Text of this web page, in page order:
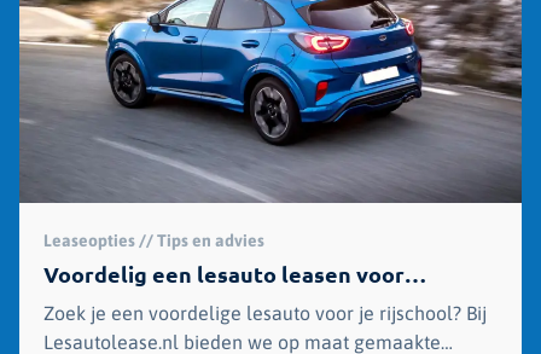
Leaseopties // Tips en advies
Voordelig een lesauto leasen voor
rijscholen
Zoek je een voordelige lesauto voor je rijschool? Bij
Lesautolease.nl bieden we op maat gemaakte